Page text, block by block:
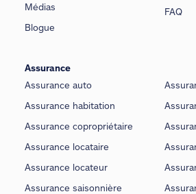
Médias
Blogue
FAQ
Assurance
Assurance auto
Assurance habitation
Assurance copropriétaire
Assurance locataire
Assurance locateur
Assurance saisonnière